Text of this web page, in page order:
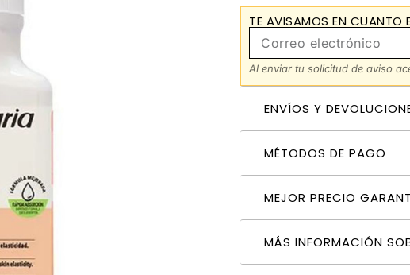
TE AVISAMOS EN CUANTO
Al enviar tu solicitud de aviso
ENVÍOS Y
MÉTODOS DE PAGO
MEJOR PRECIO
MÁS INFORMACIÓN